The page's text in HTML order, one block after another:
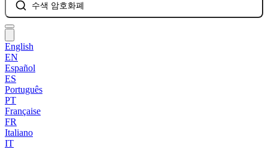
수색 암호화폐
English
EN
Español
ES
Português
PT
Française
FR
Italiano
IT